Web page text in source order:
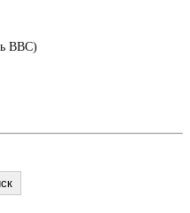
ВВС)